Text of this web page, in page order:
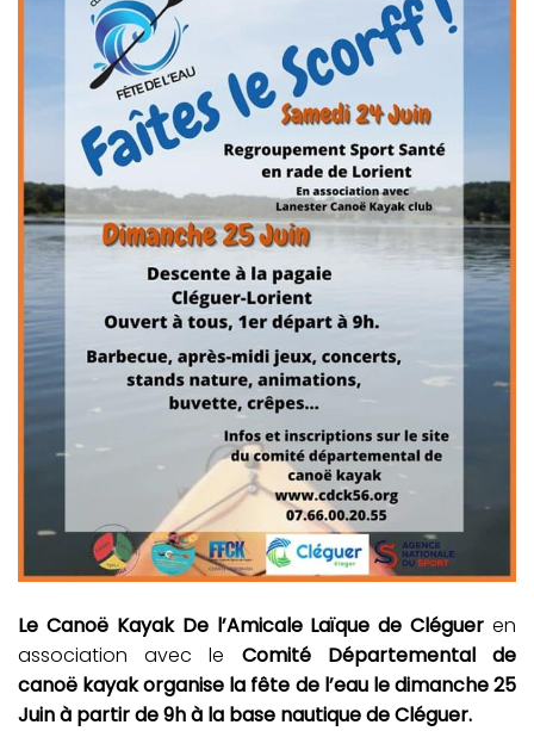
Le Canoë Kayak De l’Amicale Laïque de Cléguer en
association avec le Comité Départemental de
canoë kayakorganise la fête de l’eau le dimanche 25
Juin à partir de 9h à la base nautique de Cléguer.